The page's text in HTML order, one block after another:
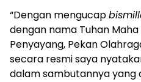
“Dengan mengucap
dengan nama Tuhan
Penyayang, Pekan
secara resmi saya
dalam sambutannya yang